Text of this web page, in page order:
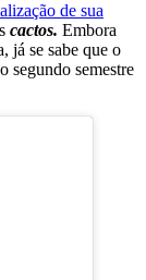
de sua
cactos. Embora
já se sabe que o
segundo semestre